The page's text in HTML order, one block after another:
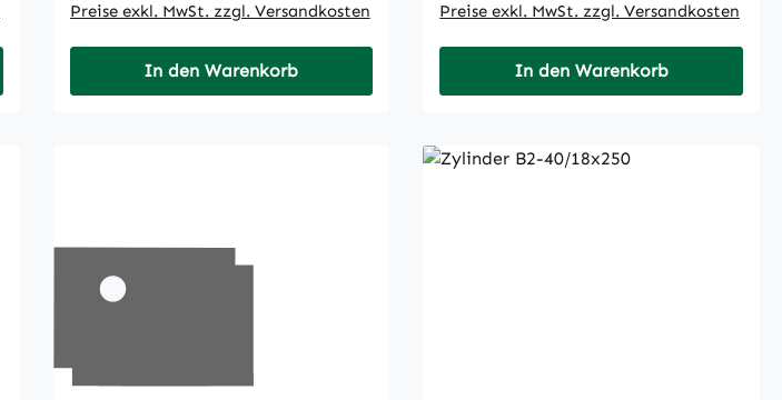
Preise exkl. MwSt. zzgl. Versandkosten
In den Warenkorb
Preise exkl. MwSt. zzgl. Versandkosten
In den Warenkorb